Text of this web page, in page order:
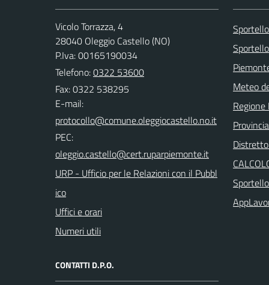
Vicolo Torrazza, 4
28040 Oleggio Castello (NO)
P.Iva: 00165190034
Telefono:0322 53600
Fax: 0322 538295
E-mail:
PEC:
URP - Ufficio per le Relazioni con il Pubbl
ico
Uffici e orari
Numeri utili
CONTATTI D.P.O.
Meteo